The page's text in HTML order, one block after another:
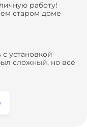
работу!
старом доме
справились на
пытались
с выбором и
нам
установкой
сложный, но всё
выбрать